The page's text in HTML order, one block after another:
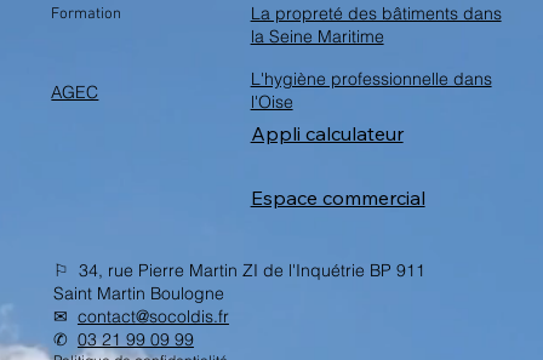
Formation
AGEC
La propreté des bâtiments dans
la Seine Maritime
L'hygiène professionnelle dans
l'Oise
Espace commercial
Appli calculateur
⚐ 34, rue Pierre Martin ZI de l'Inquétrie BP 911
Saint Martin Boulogne
✉︎ contact@socoldis.fr
✆ 03 21 99 09 99